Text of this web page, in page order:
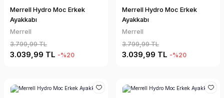
Merrell Hydro Moc Erkek
Ayakkabı
Merrell
3.799,99 TL
3.039,99 TL -%20
Merrell Hydro Moc Erkek
Ayakkabı
Merrell
3.799,99 TL
3.039,99 TL -%20